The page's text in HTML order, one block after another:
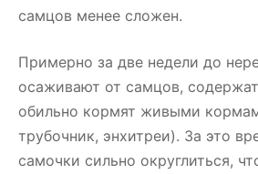
самцов менее сложен.
Примерно за две недели до
осаживают от самцов,
обильно кормят живыми
трубочник, энхитреи). За это
самочки сильно округлиться,